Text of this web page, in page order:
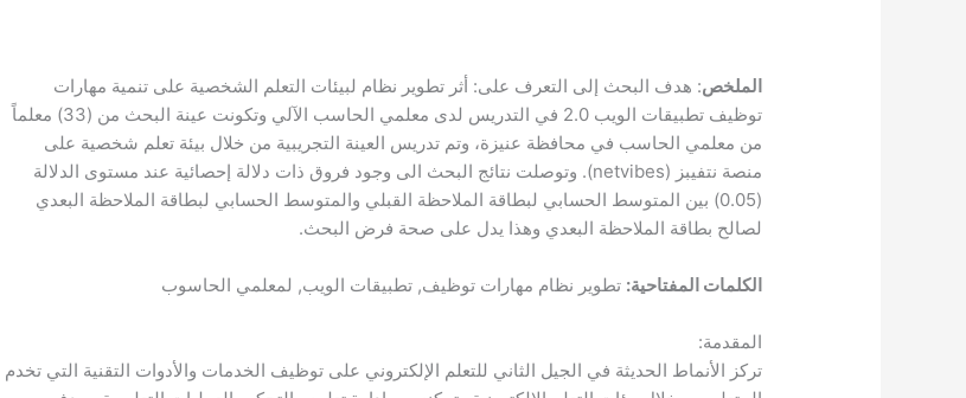
الملخص: هدف البحث إلى التعرف على: أثر تطوير نظام لبيئات التعلم الشخصية على تنمية مهارات
توظيف تطبيقات الويب 2.0 في التدريس لدى معلمي الحاسب الآلي وتكونت عينة البحث من (33) معلماً
من معلمي الحاسب في محافظة عنيزة، وتم تدريس العينة التجريبية من خلال بيئة تعلم شخصية على
منصة نتفيبز (netvibes). وتوصلت نتائج البحث الى وجود فروق ذات دلالة إحصائية عند مستوى الدلالة
(0.05) بين المتوسط الحسابي لبطاقة الملاحظة القبلي والمتوسط الحسابي لبطاقة الملاحظة البعدي
لصالح بطاقة الملاحظة البعدي وهذا يدل على صحة فرض البحث.
الكلمات المفتاحية: تطوير نظام مهارات توظيف, تطبيقات الويب, لمعلمي الحاسوب
المقدمة:
تركز الأنماط الحديثة في الجيل الثاني للتعلم الإلكتروني على توظيف الخدمات والأدوات التقنية التي تخدم